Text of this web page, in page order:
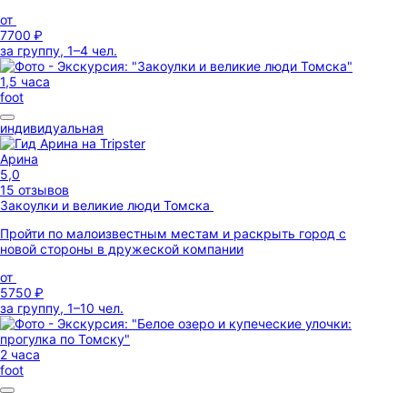
от
7700 ₽
за группу, 1–4 чел.
1,5 часа
foot
индивидуальная
Арина
5,0
15 отзывов
Закоулки и великие люди Томска
Пройти по малоизвестным местам и раскрыть город с
новой стороны в дружеской компании
от
5750 ₽
за группу, 1–10 чел.
2 часа
foot